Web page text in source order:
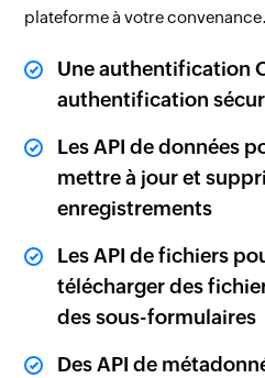
plateforme à votre
Une authentification
authentification
Les API de données
mettre à jour et
enregistrements
Les API de fichiers
télécharger des
des sous-formulaires
Des API de